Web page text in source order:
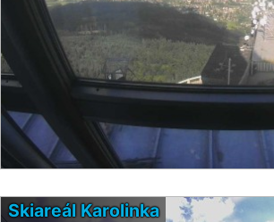
Skiareál Karolinka